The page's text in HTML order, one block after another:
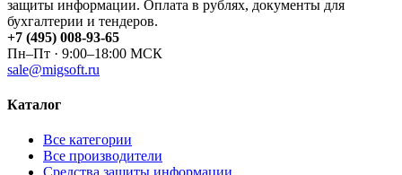
защиты информации. Оплата в рублях, документы для
бухгалтерии и тендеров.
+7 (495) 008-93-65
Пн–Пт · 9:00–18:00 МСК
sale@migsoft.ru
Каталог
Все категории
Все производители